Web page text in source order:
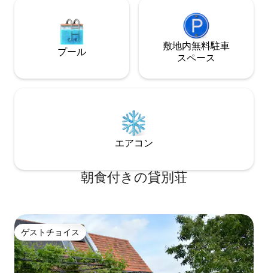
プール
敷地内無料駐⁠車
ス⁠ペ⁠ー⁠ス
エアコン
朝食付きの貸別荘
ゲストチョイス
ゲストチョイス